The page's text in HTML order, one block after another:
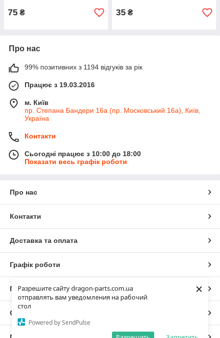
Разрешите сайту dragon-parts.com.ua
отправлять вам уведомления на рабочий
стол
Powered by SendPulse
×
75 ₴ 35 ₴
Про нас
99% позитивних з 1194 відгуків за рік
Працює з 19.03.2016
м. Київ
пр. Степана Бандери 16а (пр. Московський 16а), Київ,
Україна
Контакти
Сьогодні працює з 10:00 до 18:00
Показати весь графік роботи
Про нас
Контакти
Доставка та оплата
Графік роботи
Повна версія сайту
Сайт створено на маркетплейсі